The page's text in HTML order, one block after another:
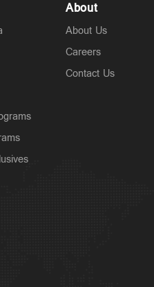
About
About Us
Careers
Contact Us